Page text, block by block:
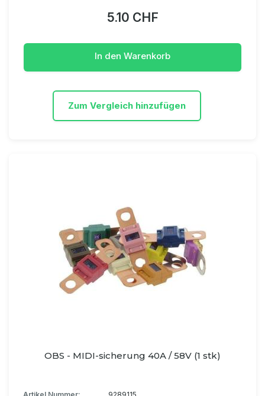
5.10 CHF
In den Warenkorb
Zum Vergleich hinzufügen
OBS - MIDI-sicherung 40A / 58V (1 stk)